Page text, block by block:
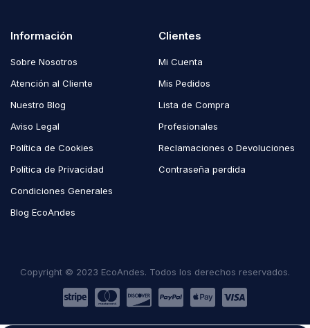
Información
Sobre Nosotros
Atención al Cliente
Nuestro Blog
Aviso Legal
Política de Cookies
Política de Privacidad
Condiciones Generales
Blog EcoAndes
Clientes
Mi Cuenta
Mis Pedidos
Lista de Compra
Profesionales
Reclamaciones o Devoluciones
Contraseña perdida
Copyright © 2023 EcoAndes. Todos los derechos reservados.